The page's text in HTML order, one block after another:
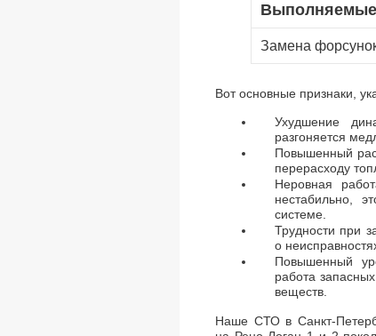
Замена
Вот основные признаки,
Ухудшение
разгоняется
Повышенный
перерасходу
Неровная
нестабильно,
системе.
Трудности при
о
Повышенный
работа
веществ.
Наше СТО в Санкт-